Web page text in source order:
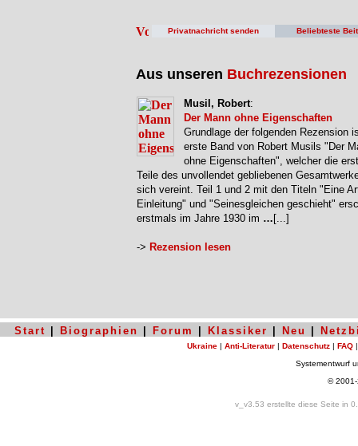
Privatnachricht senden Beliebteste
Aus unseren Buchrezensionen
Musil, Robert:
Der Mann ohne Eigenschaften
Grundlage der folgenden Rezension
erste Band von Robert Musils "Der
ohne Eigenschaften", welcher die
Teile des unvollendet gebliebenen
sich vereint. Teil 1 und 2 mit den Titeln "Eine
Einleitung" und "Seinesgleichen geschieht"
erstmals im Jahre 1930 im … [...]
-> Rezension lesen
Start Biographien Forum Klassiker Neu
Ukraine | Anti-Literatur | Datenschutz | FAQ
Systementwurf
©
v_v3.53 erstellte diese Seite in